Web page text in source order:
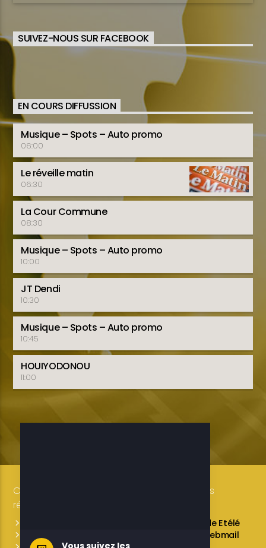
SUIVEZ-NOUS SUR FACEBOOK
EN COURS DIFFUSSION
Musique – Spots – Auto promo
06:00
Le réveille matin
06:30
La Cour Commune
08:30
Musique – Spots – Auto promo
10:00
JT Dendi
10:30
Musique – Spots – Auto promo
10:45
HOUIYODONOU
11:00
Copyright 2019-2025 ETELE BENIN Tous droits
réservés / Conception: LUXE CONSULTING
L’équipe de Etélé
Service Commercial
Webmail
Vous suivez les